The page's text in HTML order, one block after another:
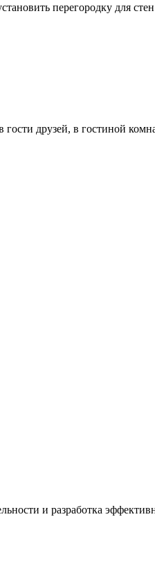
перегородку для
друзей, в гостиной
и разработка